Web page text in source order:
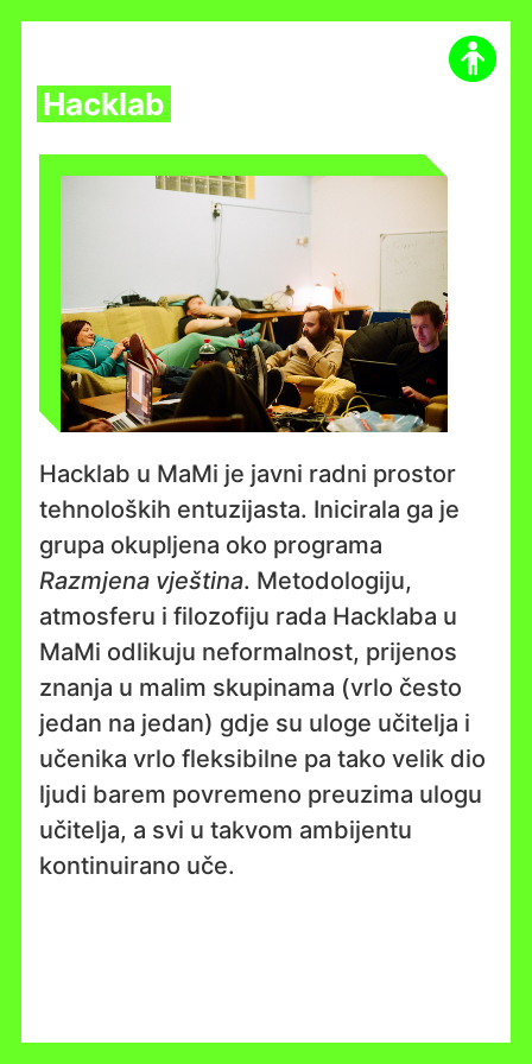
Hacklab
Hacklab u MaMi je javni radni prostor
tehnoloških entuzijasta. Inicirala ga je
grupa okupljena oko programa
Razmjena vještina. Metodologiju,
atmosferu i filozofiju rada Hacklaba u
MaMi odlikuju neformalnost, prijenos
znanja u malim skupinama (vrlo često
jedan na jedan) gdje su uloge učitelja i
učenika vrlo fleksibilne pa tako velik dio
ljudi barem povremeno preuzima ulogu
učitelja, a svi u takvom ambijentu
kontinuirano uče.